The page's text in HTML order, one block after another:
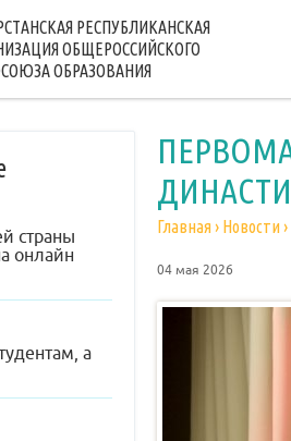
РЕСПУБЛИКАНСКАЯ
ОБЩЕРОССИЙСКОГО
ОБРАЗОВАНИЯ
страны
онлайн
а
Главная› Новости›
04 мая 2026